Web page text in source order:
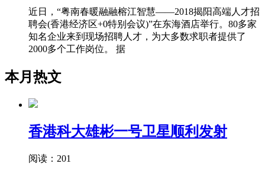
近日，“粤南春暖融融榕江智慧——2018揭阳高端人才招
聘会(香港经济区+0特别会议)”在东海酒店举行。80多家
知名企业来到现场招聘人才，为大多数求职者提供了
2000多个工作岗位。 据
本月热文
香港科大雄彬一号卫星顺利发射
阅读：201